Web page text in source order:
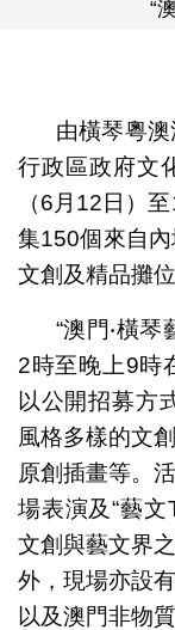
由橫琴粵
行政區政府文
（6月12日）
集150個來自
文創及精品攤
“澳門‧橫
2時至晚上9時
以公開招募方
風格多樣的文
原創插畫等。
場表演及“藝
文創與藝文界
外，現場亦設
以及澳門非物